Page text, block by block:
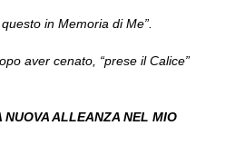
in Memoria di Me”.
aver cenato, “prese il Calice”
ALLEANZA NEL MIO